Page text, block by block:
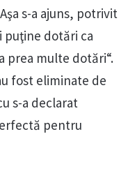
s-a ajuns, potrivit
puţine dotări ca
prea multe dotări“.
fost eliminate de
s-a declarat
pentru